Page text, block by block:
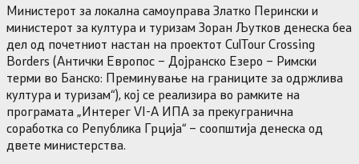
Министерот за локална самоуправа Златко Перински и
министерот за култура и туризам Зоран Љутков денеска беа
дел од почетниот настан на проектот CulTour Crossing
Borders (Антички Европос – Дојранско Езеро – Римски
терми во Банско: Преминување на границите за одржлива
култура и туризам“), кој се реализира во рамките на
програмата „Интерег VI-А ИПА за прекугранична
соработка со Република Грција“ – соопштија денеска од
двете министерства.